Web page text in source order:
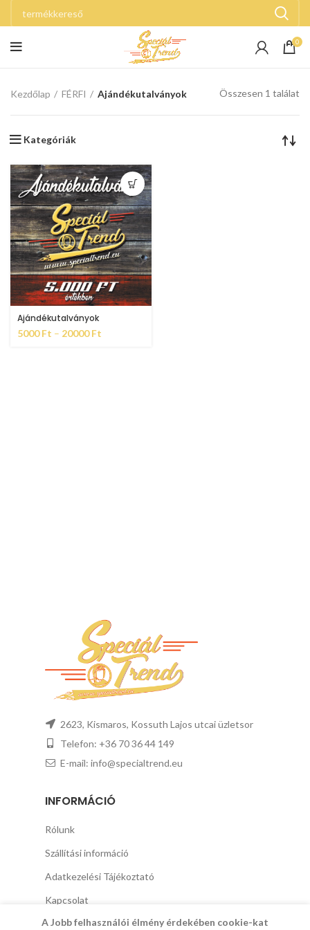
0
Kezdőlap FÉRFI Ajándékutalványok Összesen 1 találat
Kategóriák
Ajándékutalványok
5000Ft – 20000Ft
2623, Kismaros, Kossuth Lajos utcai üzletsor
Telefon: +36 70 36 44 149
E-mail: info@specialtrend.eu
INFORMÁCIÓ
Rólunk
Szállítási információ
Adatkezelési Tájékoztató
Kapcsolat
Vásárlási Feltételek
A Jobb felhasználói élmény érdekében cookie-kat